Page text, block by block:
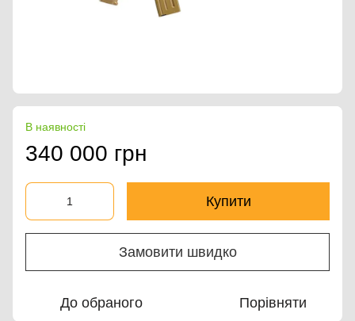
В наявності
340 000 грн
Купити
Замовити швидко
До обраного Порівняти